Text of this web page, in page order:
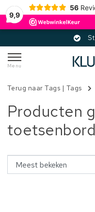
9,9
56
Menu
Terug naar Tags | Tags
Producten